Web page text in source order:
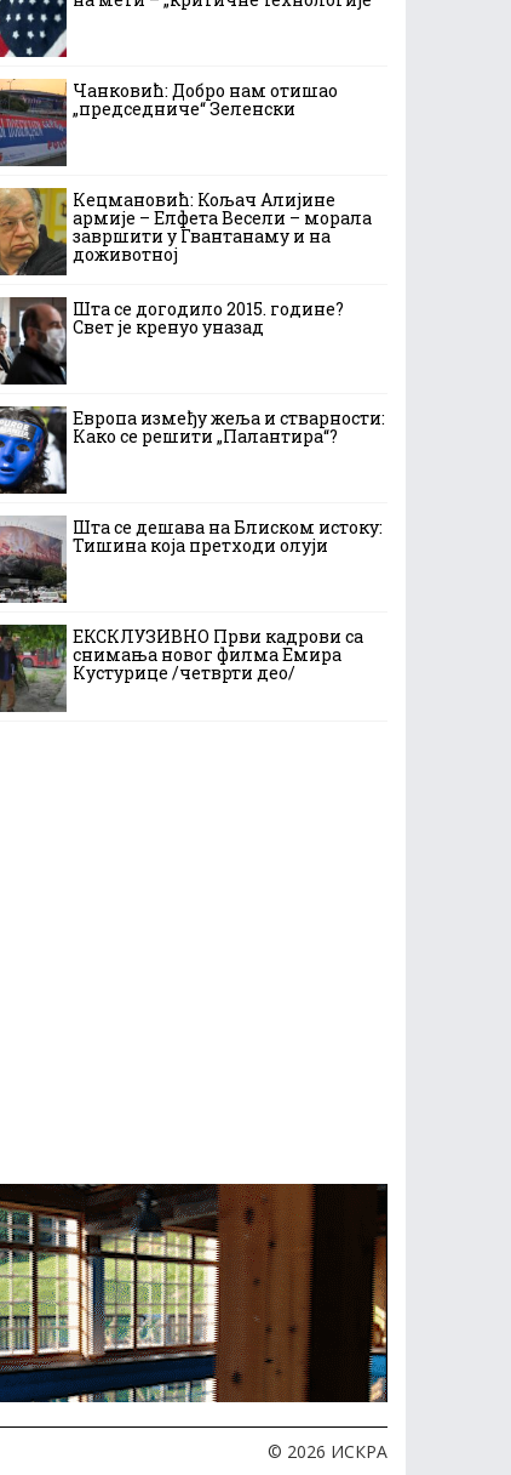
Чанковић: Добро нам отишао
„председниче“ Зеленски
Кецмановић: Кољач Алијине
армије – Елфета Весели – морала
завршити у Гвантанаму и на
доживотној
Шта се догодило 2015. године?
Свет је кренуо уназад
Европа између жеља и стварности:
Како се решити „Палантира“?
Шта се дешава на Блиском истоку:
Тишина која претходи олуји
ЕКСКЛУЗИВНО Први кадрови са
снимања новог филма Емира
Кустурице /четврти део/
© 2026 ИСКРА